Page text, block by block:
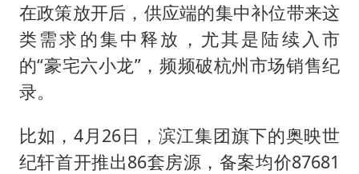
在政策放开后，供应端的集中补位带来这
类需求的集中释放，尤其是陆续入市
的“豪宅六小龙”，频频破杭州市场销售纪
录。
比如，4月26日，滨江集团旗下的奥映世
纪轩首开推出86套房源，备案均价87681